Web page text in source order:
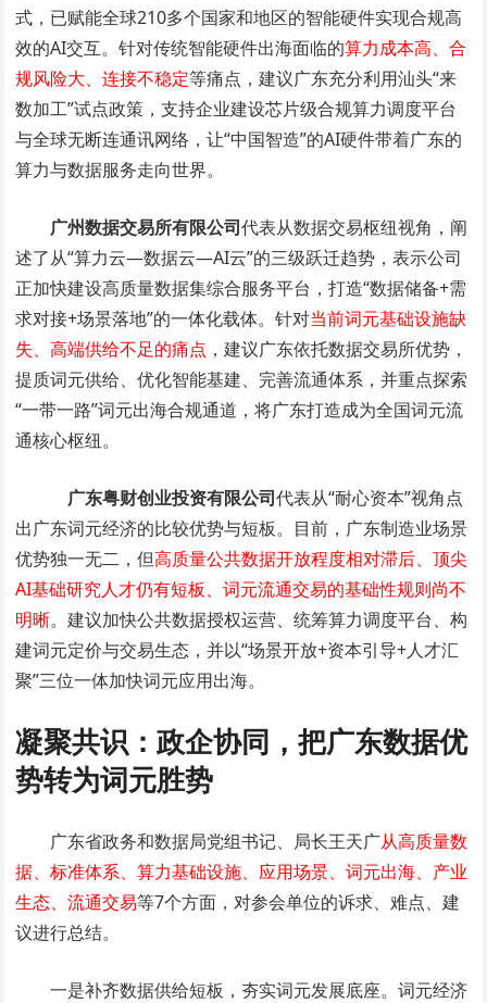
式，已赋能全球210多个国家和地区的智能硬件实现合规高
效的AI交互。针对传统智能硬件出海面临的算力成本高、合
规风险大、连接不稳定等痛点，建议广东充分利用汕头“来
数加工”试点政策，支持企业建设芯片级合规算力调度平台
与全球无断连通讯网络，让“中国智造”的AI硬件带着广东的
算力与数据服务走向世界。
广州数据交易所有限公司代表从数据交易枢纽视角，阐
述了从“算力云—数据云—AI云”的三级跃迁趋势，表示公司
正加快建设高质量数据集综合服务平台，打造“数据储备+需
求对接+场景落地”的一体化载体。针对当前词元基础设施缺
失、高端供给不足的痛点 ，建议广东依托数据交易所优势，
提质词元供给、优化智能基建、完善流通体系，并重点探索
“一带一路”词元出海合规通道，将广东打造成为全国词元流
通核心枢纽。
广东粤财创业投资有限公司代表从“耐心资本”视角点
出广东词元经济的比较优势与短板。目前，广东制造业场景
优势独一无二，但高质量公共数据开放程度相对滞后、顶尖
AI基础研究人才仍有短板、词元流通交易的基础性规则尚不
明晰。建议加快公共数据授权运营、统筹算力调度平台、构
建词元定价与交易生态，并以“场景开放+资本引导+人才汇
聚”三位一体加快词元应用出海。
凝聚共识：政企协同，把广东数据优
势转为词元胜势
广东省政务和数据局党组书记、局长王天广从高质量数
据、标准体系、算力基础设施、应用场景、词元出海、产业
生态、流通交易等7个方面，对参会单位的诉求、难点、建
议进行总结。
一是补齐数据供给短板，夯实词元发展底座。词元经济